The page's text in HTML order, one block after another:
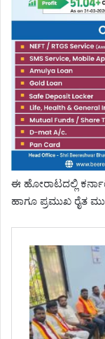
​ಈ ಹೋರಾಟದಲ್ಲಿ
ಹಾಗೂ ಪ್ರಮುಖ ರೈತ